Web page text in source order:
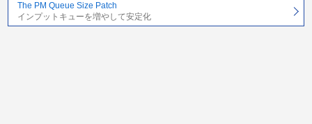
The PM Queue Size Patch
インプットキューを増やして安定化